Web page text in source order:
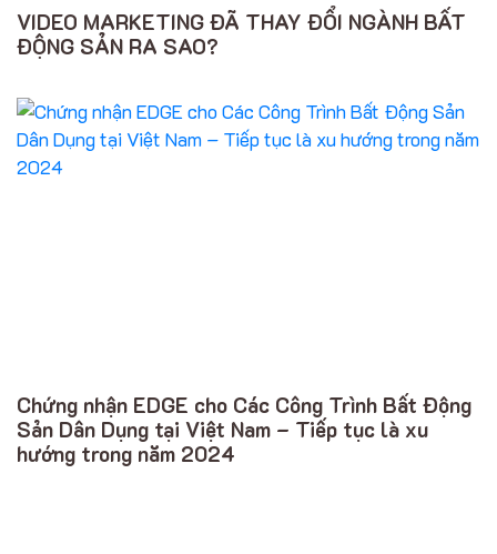
VIDEO MARKETING ĐÃ THAY ĐỔI NGÀNH BẤT
ĐỘNG SẢN RA SAO?
Chứng nhận EDGE cho Các Công Trình Bất Động
Sản Dân Dụng tại Việt Nam – Tiếp tục là xu
hướng trong năm 2024